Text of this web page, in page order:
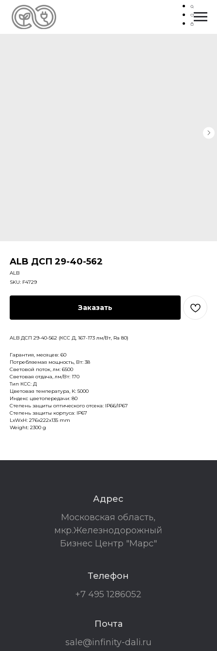
ALB ДСП 29-40-562
ALB
SKU: F4729
Заказать
ALB ДСП 29-40-562 (КСС Д, 167-173 лм/Вт, Ra 80)
Гарантия, месяцев: 60
Потребляемая мощность, Вт: 38
Световой поток, лм: 6500
Световая отдача, лм/Вт: 170
Тип КСС: Д
Цветовая температура, К: 5000
Индекс цветопередачи: 80
Степень защиты оптического отсека: IP66/IP67
Степень защиты корпуса: IP67
LxWxH: 276x222x135 mm
Weight: 2300 g
Адрес
Московская область,
мкр.Железнодорожный
Бизнес Центр "Марс"
Телефон
+7 495 1286052
Почта
sale@infinity-dali.ru